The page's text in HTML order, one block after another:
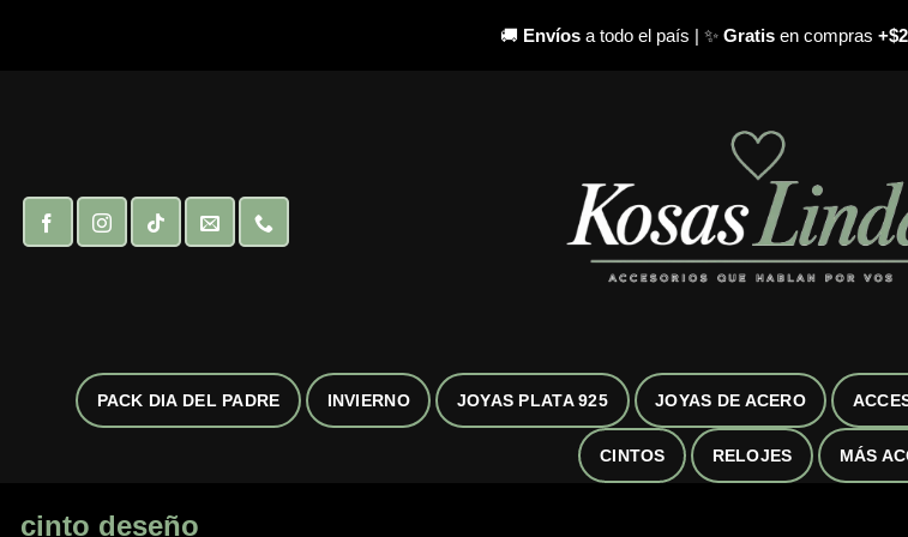
🚚 Envíosa todo el país | ✨ Gratisen compras
PACK DIA DEL PADRE INVIERNO JOYAS PLATA 925 JOYAS DE ACERO
CINTOS RELOJES MÁS
cinto deseño